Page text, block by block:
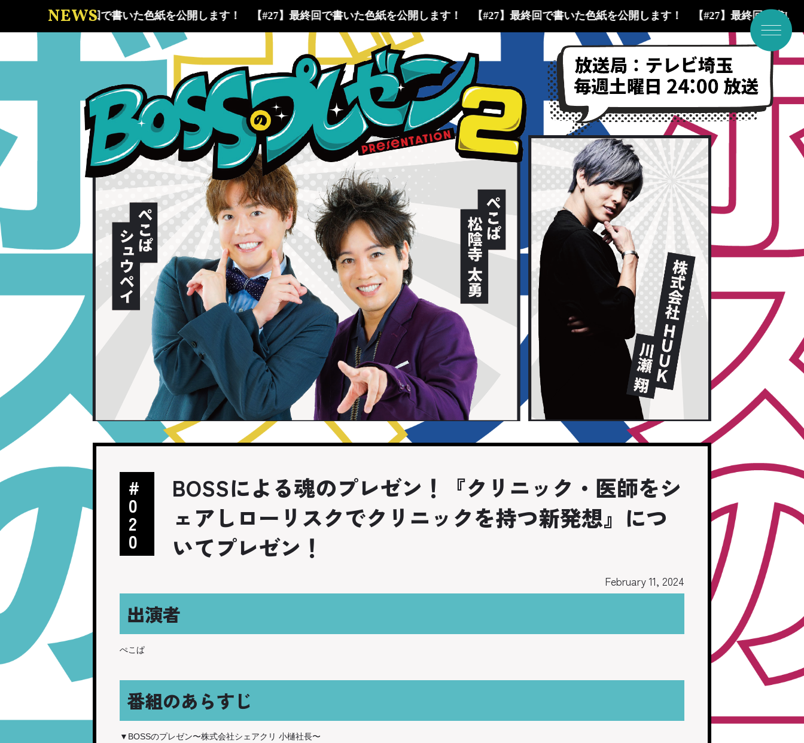
NEWS
【#27】最終回で書いた色紙を公開します！ 【#27】最終回で書いた色紙を公開します！ 【#27】最終回で書いた色紙を公開します！ 【#27】最終回で書い
#
0
2
0
BOSSによる魂のプレゼン！『クリニック・医師をシ
ェアしローリスクでクリニックを持つ新発想』につ
いてプレゼン！
February 11, 2024
出演者
ぺこぱ
番組のあらすじ
▼BOSSのプレゼン〜株式会社シェアクリ 小樋社長〜